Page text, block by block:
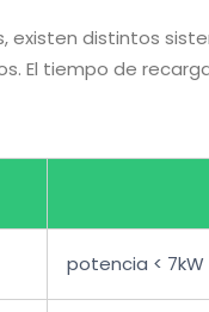
distintos
El tiempo de
potencia < 7kW